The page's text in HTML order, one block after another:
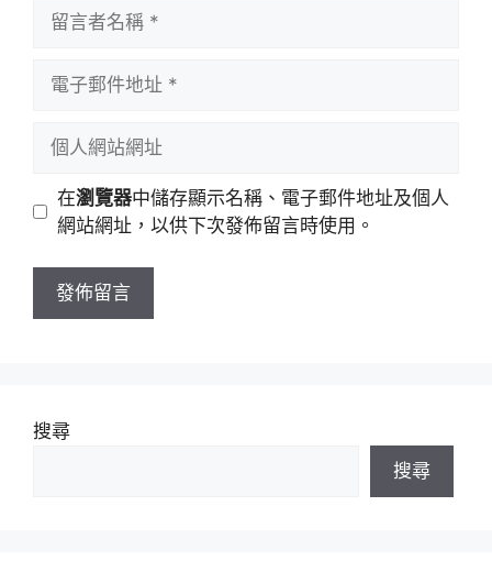
址
站
址
在瀏覽器中儲存顯示名稱、電子郵件地址及個人
網站網址，以供下次發佈留言時使用。
搜尋
搜尋